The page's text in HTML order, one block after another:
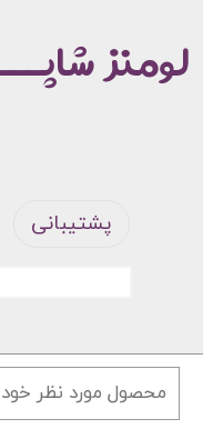
حساب کاربری من
خروج از حساب کاربری
پشتیبانی
لومنز